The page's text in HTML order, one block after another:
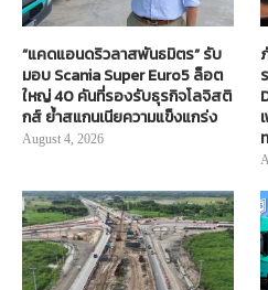
“แคดแอนดริวลาสพันธมิตร” รับ
มอบ Scania Super Euro5 ล็อต
ใหญ่ 40 คันที่รองรับธุรกิจโลจิสติ
กส์ ย้ำสแกนเนียความแข็งแกร่ง
August 4, 2026